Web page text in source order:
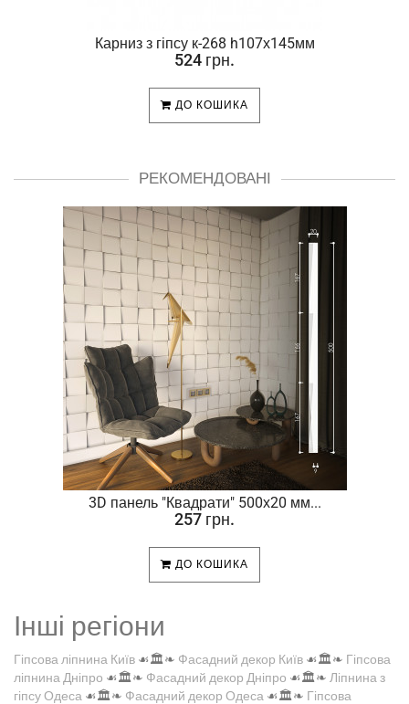
Карниз з гіпсу к-268 h107х145мм
524 грн.
ДО КОШИКА
РЕКОМЕНДОВАНІ
3D панель "Квадрати" 500х20 мм...
257 грн.
ДО КОШИКА
Інші регіони
Гіпсова ліпнина Київ ☙🏛️❧ Фасадний декор Київ ☙🏛️❧ Гіпсова
ліпнина Дніпро ☙🏛️❧ Фасадний декор Дніпро ☙🏛️❧ Ліпнина з
гіпсу Одеса ☙🏛️❧ Фасадний декор Одеса ☙🏛️❧ Гіпсова